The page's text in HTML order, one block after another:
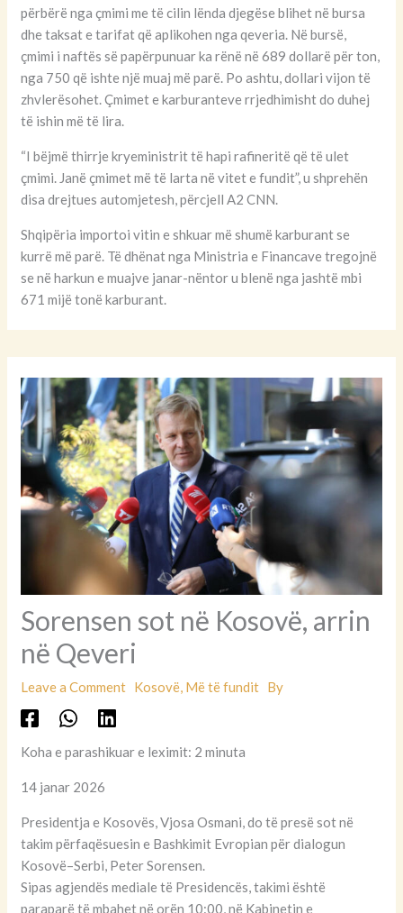
përbërë nga çmimi me të cilin lënda djegëse blihet në bursa
dhe taksat e tarifat që aplikohen nga qeveria. Në bursë,
çmimi i naftës së papërpunuar ka rënë në 689 dollarë për ton,
nga 750 që ishte një muaj më parë. Po ashtu, dollari vijon të
zhvlerësohet. Çmimet e karburanteve rrjedhimisht do duhej
të ishin më të lira.
“I bëjmë thirrje kryeministrit të hapi rafineritë që të ulet
çmimi. Janë çmimet më të larta në vitet e fundit”, u shprehën
disa drejtues automjetesh, përcjell A2 CNN.
Shqipëria importoi vitin e shkuar më shumë karburant se
kurrë më parë. Të dhënat nga Ministria e Financave tregojnë
se në harkun e muajve janar-nëntor u blenë nga jashtë mbi
671 mijë tonë karburant.
Sorensen sot në Kosovë, arrin
në Qeveri
Leave a Comment Kosovë, Më të fundit By
Koha e parashikuar e leximit: 2 minuta
14 janar 2026
Presidentja e Kosovës, Vjosa Osmani, do të presë sot në
takim përfaqësuesin e Bashkimit Evropian për dialogun
Kosovë–Serbi, Peter Sorensen.
Sipas agjendës mediale të Presidencës, takimi është
paraparë të mbahet në orën 10:00, në Kabinetin e